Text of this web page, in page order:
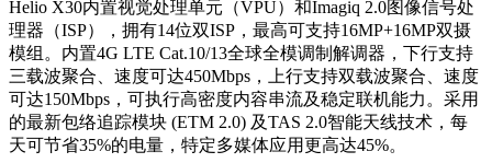
Helio X30内置视觉处理单元（VPU）和Imagiq 2.0图像信号处
理器（ISP），拥有14位双ISP，最高可支持16MP+16MP双摄
模组。内置4G LTE Cat.10/13全球全模调制解调器，下行支持
三载波聚合、速度可达450Mbps，上行支持双载波聚合、速度
可达150Mbps，可执行高密度内容串流及稳定联机能力。采用
的最新包络追踪模块 (ETM 2.0) 及TAS 2.0智能天线技术，每
天可节省35%的电量，特定多媒体应用更高达45%。